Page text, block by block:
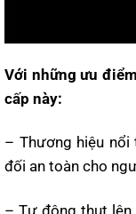
Với những ưu
cấp này:
– Thương hiệu nổi
đối an toàn cho
– Tự động thụt lên